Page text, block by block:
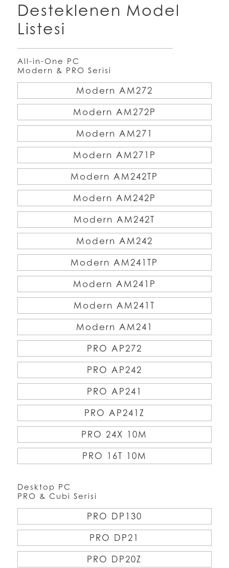
Desteklenen Model
Listesi
All-in-One PC
Modern & PRO Serisi
Modern AM272
Modern AM272P
Modern AM271
Modern AM271P
Modern AM242TP
Modern AM242P
Modern AM242T
Modern AM242
Modern AM241TP
Modern AM241P
Modern AM241T
Modern AM241
PRO AP272
PRO AP242
PRO AP241
PRO AP241Z
PRO 24X 10M
PRO 16T 10M
Desktop PC
PRO & Cubi Serisi
PRO DP130
PRO DP21
PRO DP20Z